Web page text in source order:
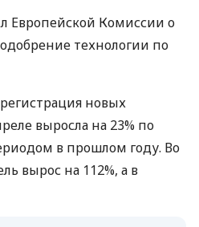
Европейской Комиссии о
технологии по
новых
выросла на 23% по
в прошлом году. Во
вырос на 112%, а в